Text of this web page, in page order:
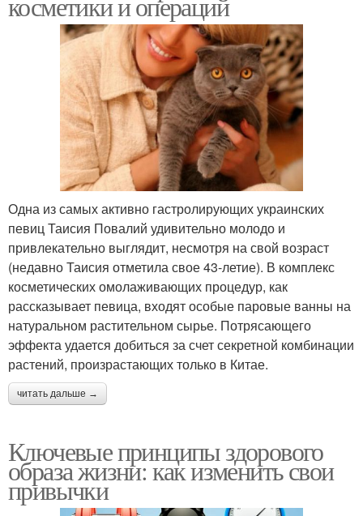
Одна из самых активно гастролирующих украинских
певиц Таисия Повалий удивительно молодо и
привлекательно выглядит, несмотря на свой возраст
(недавно Таисия отметила свое 43-летие). В комплекс
косметических омолаживающих процедур, как
рассказывает певица, входят особые паровые ванны на
натуральном растительном сырье. Потрясающего
эффекта удается добиться за счет секретной комбинации
растений, произрастающих только в Китае.
читать дальше →
Ключевые принципы здорового
образа жизни: как изменить свои
привычки